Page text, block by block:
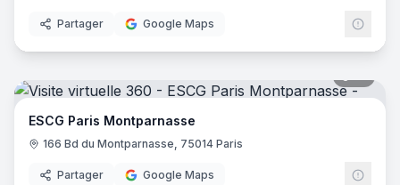
Partager Google Maps
ESCG Paris Montparnasse
166 Bd du Montparnasse, 75014 Paris
Partager Google Maps